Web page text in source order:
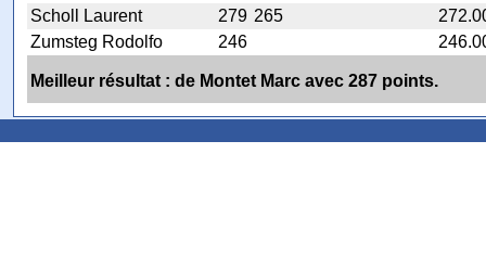
Scholl Laurent
279 265
Zumsteg Rodolfo
246
Meilleur résultat : de Montet Marc avec 287 points.